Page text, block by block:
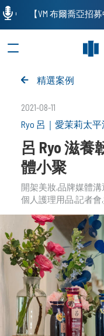
精選案例
2021-08-11
Ryo 呂 ｜ 愛茉莉太平
呂 Ryo 滋
體小聚
開架美妝品牌媒體溝
個人護理用品 記者會